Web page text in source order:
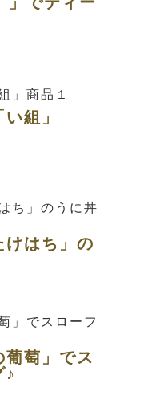
組」
けはち」の
萄」でス
♪